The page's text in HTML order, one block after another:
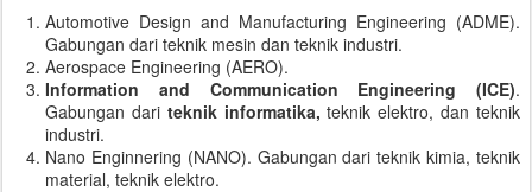
Automotive Design and Manufacturing Engineering (ADME).
Gabungan dari teknik mesin dan teknik industri.
Aerospace Engineering (AERO).
Information and Communication Engineering (ICE).
Gabungan dari teknik informatika, teknik elektro, dan teknik
industri.
Nano Enginnering (NANO). Gabungan dari teknik kimia, teknik
material, teknik elektro.